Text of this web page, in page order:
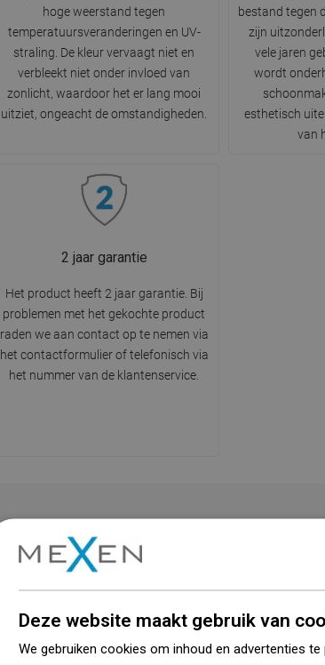
hoge weerstand tegen
temperatuursveranderingen en UV-
straling. De kleur vervaagt niet en
verbleekt niet onder invloed van
zonlicht, waardoor het er lang mooi
uitziet, ongeacht de omstandigheden.
bestand tegen
zijn
vele jaren
wordt
esthetisch
van
2 jaar garantie
Het product heeft 2 jaar garantie. Bij
problemen met het gekochte product
raden we aan contact op te nemen via
het contactformulier of telefonisch via
het nummer van de klantenservice.
Langere zijde 41 cm
Kortere zijde
Deze website maakt gebruik van
We gebruiken cookies om inhoud en advertenties